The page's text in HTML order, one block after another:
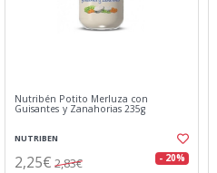
Nutribén Potito Merluza con
Guisantes y Zanahorias 235g
NUTRIBEN
2,25€ 2,83€ - 20%